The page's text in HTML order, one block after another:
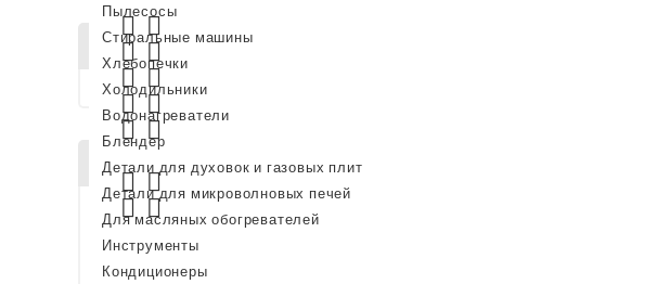
 
Пылесосы
 
Стиральные машины
 
Хлебопечки
 
Холодильники
 
Водонагреватели
Блендер
 
Детали для духовок и газовых плит
 
Детали для микроволновых печей
Для масляных обогревателей
Инструменты
Кондиционеры
КАТЕГОРИИ ТОВАРОВ
НОВЫЕ ТОВАРЫ
HEPA фильтр для пылесоса...
900,00 руб.